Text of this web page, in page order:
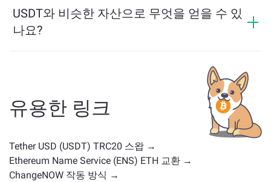
니다.
USDT와 비슷한 자산으로 무엇을 얻을 수 있
나요?
스테이블코인, 유틸리티 토큰, 거버넌스 코인 또는 다른
유형일 수 있습니다. 일반적인 대안으로는 유사한 사용
사례나 시장 위치를 가진 다른 암호화폐가 포함됩니다.
주요 거래 페이지에서 교환 가능한 모든 자산을 확인하
유용한 링크
Tether USD (USDT) TRC20 스왑 →
Ethereum Name Service (ENS) ETH 교환 →
ChangeNOW 작동 방식 →